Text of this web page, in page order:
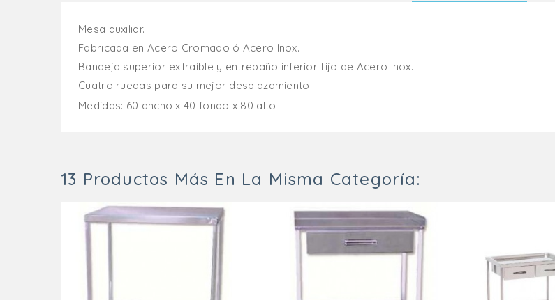
Mesa auxiliar.
Fabricada en Acero Cromado ó Acero Inox.
Bandeja superior extraíble y entrepaño inferior fijo de Acero Inox.
Cuatro ruedas para su mejor desplazamiento.
Medidas: 60 ancho x 40 fondo x 80 alto
13 Productos Más En La Misma Categoría: